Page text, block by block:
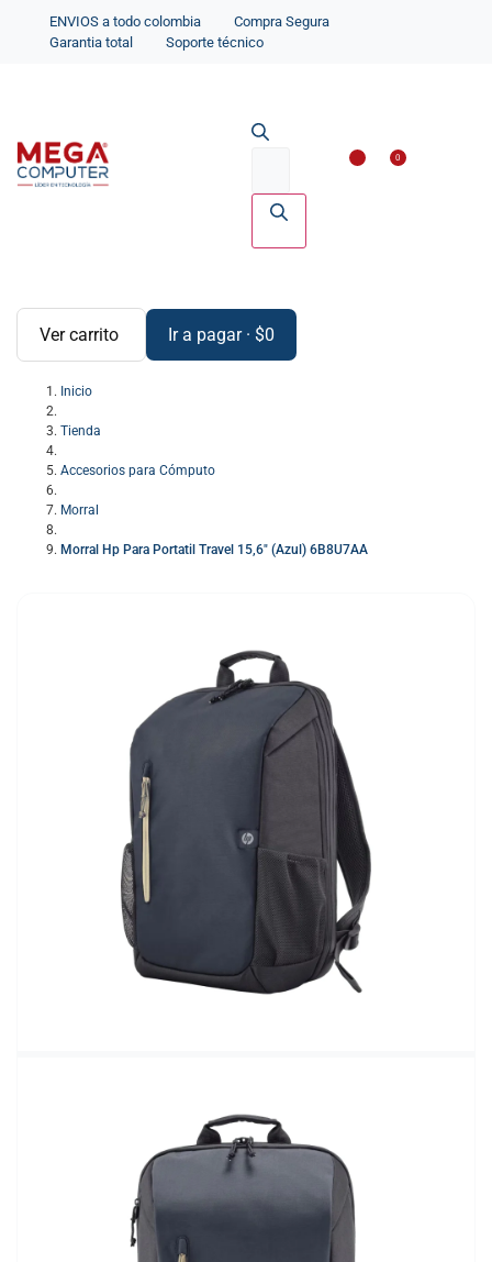
ENVIOS a todo colombia
Compra Segura
Garantia total
Soporte técnico
0
Ver carrito Ir a pagar · $0
Inicio
Tienda
Accesorios para Cómputo
Morral
Morral Hp Para Portatil Travel 15,6″ (Azul) 6B8U7AA